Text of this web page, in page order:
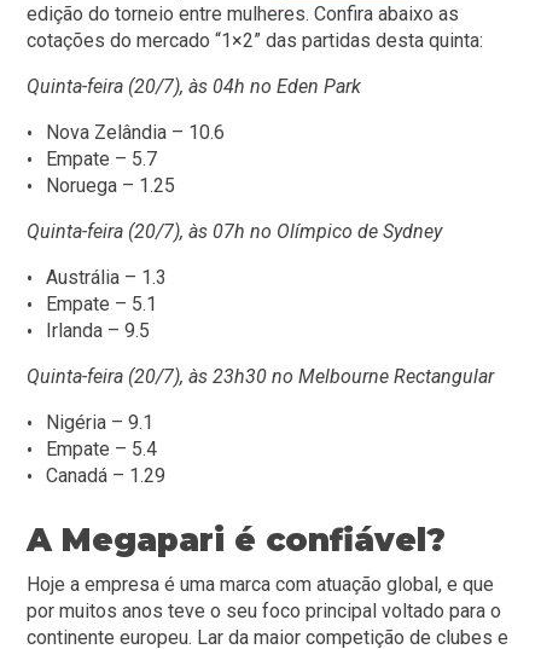
edição do torneio entre mulheres. Confira abaixo as
cotações do mercado “1×2” das partidas desta quinta:
Quinta-feira (20/7), às 04h no Eden Park
Nova Zelândia – 10.6
Empate – 5.7
Noruega – 1.25
Quinta-feira (20/7), às 07h no Olímpico de Sydney
Austrália – 1.3
Empate – 5.1
Irlanda – 9.5
Quinta-feira (20/7), às 23h30 no Melbourne Rectangular
Nigéria – 9.1
Empate – 5.4
Canadá – 1.29
A Megapari é confiável?
Hoje a empresa é uma marca com atuação global, e que
por muitos anos teve o seu foco principal voltado para o
continente europeu. Lar da maior competição de clubes e